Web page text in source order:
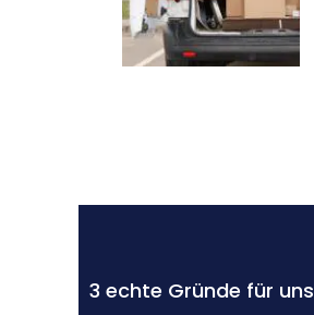
3 echte Gründe für uns